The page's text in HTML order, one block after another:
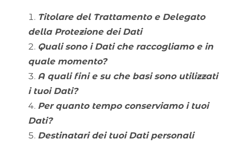
Titolare del Trattamento e Delegato
della Protezione dei Dati
Quali sono i Dati che raccogliamo e in
quale momento?
A quali fini e su che basi sono utilizzati
i tuoi Dati?
Per quanto tempo conserviamo i tuoi
Dati?
Destinatari dei tuoi Dati personali